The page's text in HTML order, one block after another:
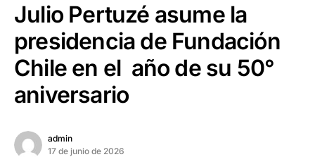
Julio Pertuzé asume la
presidencia de Fundación
Chile en el año de su 50°
aniversario
admin
17 de junio de 2026